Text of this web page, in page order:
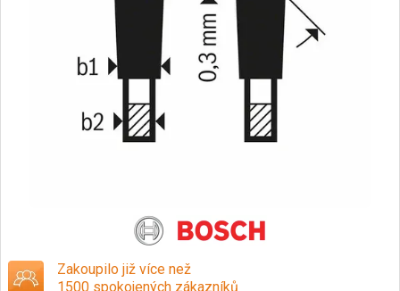
Zakoupilo již více než
1500 spokojených zákazníků